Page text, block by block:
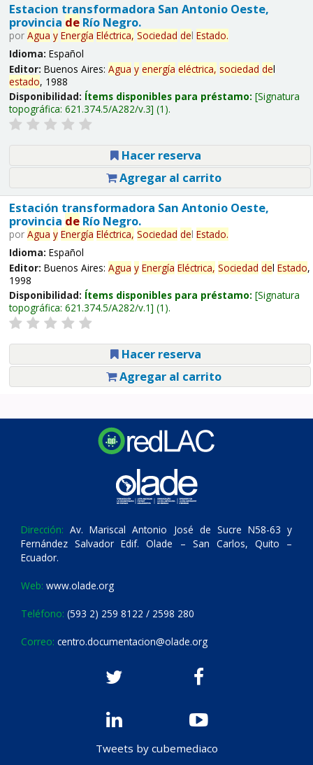
Estacion transformadora San Antonio Oeste,
provincia deRío Negro.
por Agua y Energía Eléctrica, Sociedad del Estado.
Idioma: Español
Editor: Buenos Aires: Agua y energía eléctrica, sociedad del
estado, 1988
Disponibilidad: Ítems disponibles para préstamo: Signatura
topográfica: 621.374.5/A282/v.3 (1).
Hacer reserva
Agregar al carrito
Estación transformadora San Antonio Oeste,
provincia deRío Negro.
por Agua y Energía Eléctrica, Sociedad del Estado.
Idioma: Español
Editor: Buenos Aires: Agua y Energía Eléctrica, Sociedad del Estado,
1998
Disponibilidad: Ítems disponibles para préstamo: Signatura
topográfica: 621.374.5/A282/v.1 (1).
Hacer reserva
Agregar al carrito
Dirección: Av. Mariscal Antonio José de Sucre N58-63 y
Fernández Salvador Edif. Olade – San Carlos, Quito –
Ecuador.
Web: www.olade.org
Teléfono: (593 2) 259 8122 / 2598 280
Correo: centro.documentacion@olade.org
Tweets by cubemediaco